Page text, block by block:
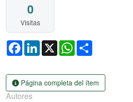
0
Visitas
FacebookLinkedIn
X WhatsApp
Página completa del ítem
Autores